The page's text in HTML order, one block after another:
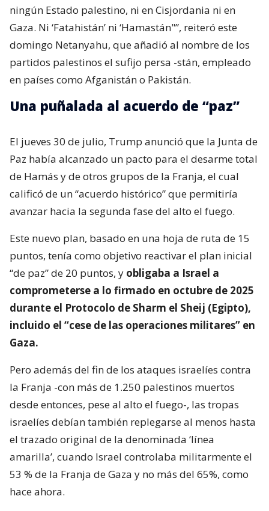
ningún Estado palestino, ni en Cisjordania ni en
Gaza. Ni ‘Fatahistán’ ni ‘Hamastán"”, reiteró este
domingo Netanyahu, que añadió al nombre de los
partidos palestinos el sufijo persa -stán, empleado
en países como Afganistán o Pakistán.
Una puñalada al acuerdo de “paz”
El jueves 30 de julio, Trump anunció que la Junta de
Paz había alcanzado un pacto para el desarme total
de Hamás y de otros grupos de la Franja, el cual
calificó de un “acuerdo histórico” que permitiría
avanzar hacia la segunda fase del alto el fuego.
Este nuevo plan, basado en una hoja de ruta de 15
puntos, tenía como objetivo reactivar el plan inicial
“de paz” de 20 puntos, y obligaba a Israel a
comprometerse a lo firmado en octubre de 2025
durante el Protocolo de Sharm el Sheij (Egipto),
incluido el “cese de las operaciones militares” en
Gaza.
Pero además del fin de los ataques israelíes contra
la Franja -con más de 1.250 palestinos muertos
desde entonces, pese al alto el fuego-, las tropas
israelíes debían también replegarse al menos hasta
el trazado original de la denominada ‘línea
amarilla’, cuando Israel controlaba militarmente el
53 % de la Franja de Gaza y no más del 65%, como
hace ahora.